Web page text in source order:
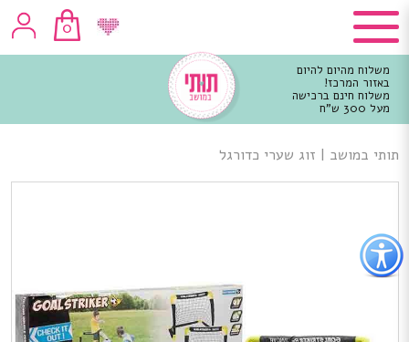
כפתור
לפתיחת
תפריט
נגישות
0
משלוח מהיום להיום
באזור המרכז!
משלוח חינם ברכישה
מעל 300 ש"ח
מרכזי
תותי במושב | זוג שערי כדורגל